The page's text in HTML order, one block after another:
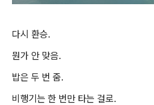
다시 환승.
뭔가 안 맞음.
밥은 두 번 줌.
비행기는 한 번만 타는 걸로.